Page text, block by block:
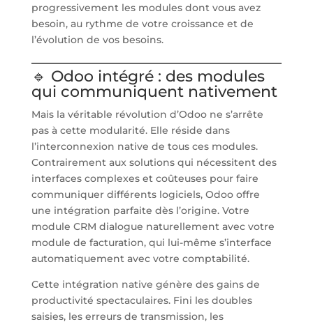
progressivement les modules dont vous avez
besoin, au rythme de votre croissance et de
l’évolution de vos besoins.
🔹 Odoo intégré : des modules
qui communiquent nativement
Mais la véritable révolution d’Odoo ne s’arrête
pas à cette modularité. Elle réside dans
l’interconnexion native de tous ces modules.
Contrairement aux solutions qui nécessitent des
interfaces complexes et coûteuses pour faire
communiquer différents logiciels, Odoo offre
une intégration parfaite dès l’origine. Votre
module CRM dialogue naturellement avec votre
module de facturation, qui lui-même s’interface
automatiquement avec votre comptabilité.
Cette intégration native génère des gains de
productivité spectaculaires. Fini les doubles
saisies, les erreurs de transmission, les